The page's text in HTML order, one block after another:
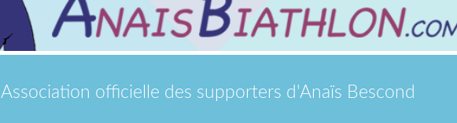
Association officielle des supporters d'Anaïs Bescond